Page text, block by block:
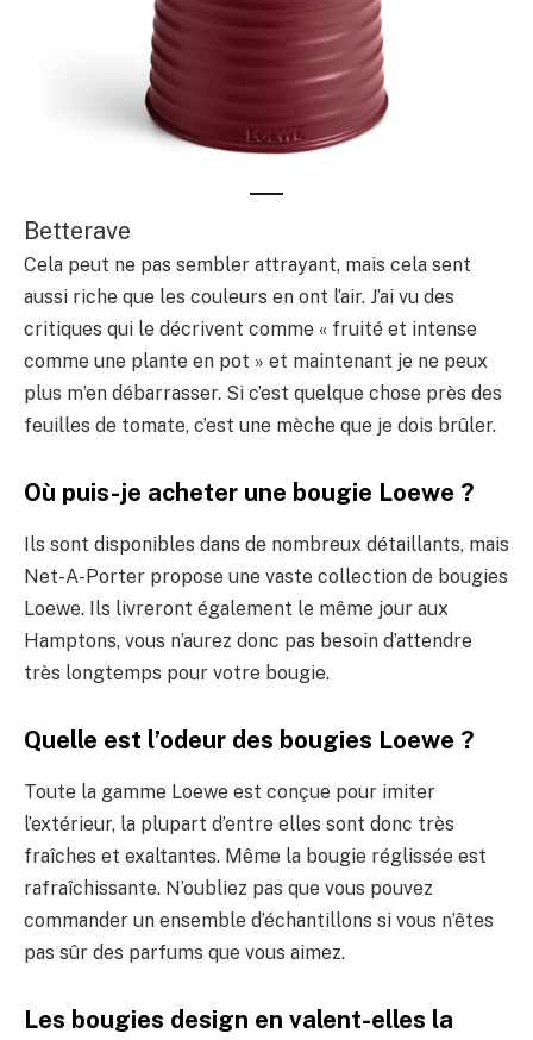
Betterave
Cela peut ne pas sembler attrayant, mais cela sent
aussi riche que les couleurs en ont l’air. J’ai vu des
critiques qui le décrivent comme « fruité et intense
comme une plante en pot » et maintenant je ne peux
plus m’en débarrasser. Si c’est quelque chose près des
feuilles de tomate, c’est une mèche que je dois brûler.
Où puis-je acheter une bougie Loewe ?
Ils sont disponibles dans de nombreux détaillants, mais
Net-A-Porter propose une vaste collection de bougies
Loewe. Ils livreront également le même jour aux
Hamptons, vous n’aurez donc pas besoin d’attendre
très longtemps pour votre bougie.
Quelle est l’odeur des bougies Loewe ?
Toute la gamme Loewe est conçue pour imiter
l’extérieur, la plupart d’entre elles sont donc très
fraîches et exaltantes. Même la bougie réglissée est
rafraîchissante. N’oubliez pas que vous pouvez
commander un ensemble d’échantillons si vous n’êtes
pas sûr des parfums que vous aimez.
Les bougies design en valent-elles la